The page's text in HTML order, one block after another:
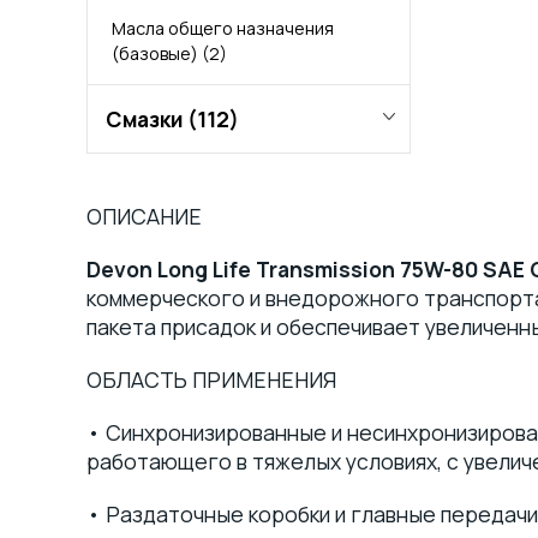
Моторное судовое масло для
крейцкопфных двигателей
Масла общего назначения
(базовые) (2)
Смазки (112)
Литиевые антифрикционные
смазки Циатим(2)
Высокотемпературные смазки
ОПИСАНИЕ
Devon Long Life Transmission 75W-80 SAE
коммерческого и внедорожного
пакета присадок и обеспечивает
ОБЛАСТЬ ПРИМЕНЕНИЯ
• Синхронизированные и
работающего в тяжелых условиях, с
• Раздаточные коробки и главные